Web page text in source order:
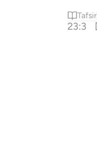
Tafsir
23:3